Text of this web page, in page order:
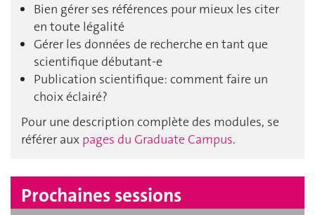
Bien gérer ses références pour mieux les citer
en toute légalité
Gérer les données de recherche en tant que
scientifique débutant-e
Publication scientifique: comment faire un
choix éclairé?
Pour une description complète des modules, se
référer aux pages du Graduate Campus.
Prochaines sessions